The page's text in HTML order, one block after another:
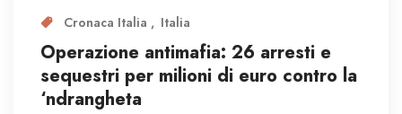
Cronaca Italia Italia
Operazione antimafia: 26 arresti e
sequestri per milioni di euro contro la
‘ndrangheta